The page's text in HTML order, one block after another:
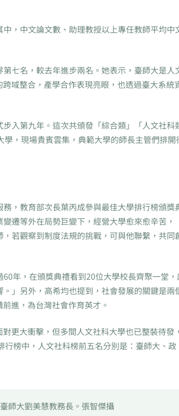
，中文論文數、助理教授以上專任教師平均中
七名，較去年進步兩名。她表示，臺師大是人
域整合，產學合作表現亮眼，也透過臺大系統
入第九年。這次共頒發「綜合類」「人文社科
學，現場貴賓雲集，典範大學的師長主管們排開
，教育部次長葉丙成參與最佳大學排行榜頒獎
遷等外在局勢巨變下，經營大學愈來愈辛苦，
若觀察到制度法規的挑戰，可與他聯繫，共同
年，在頒獎典禮看到20位大學校長齊聚一堂
」另外，高希均也提到，社會發展的關鍵是兩
進，為台灣社會作育英才。
更大衝擊，但多間人文社科大學也已整裝待發
榜中，人文社科榜前五名分別是：臺師大、政
師大劉美慧教務長。張智傑攝